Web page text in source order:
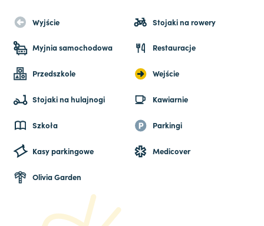
Wyjście Stojaki na rowery
Myjnia samochodowa Restauracje
Przedszkole Wejście
Stojaki na hulajnogi Kawiarnie
Szkoła Parkingi
Kasy parkingowe Medicover
Olivia Garden